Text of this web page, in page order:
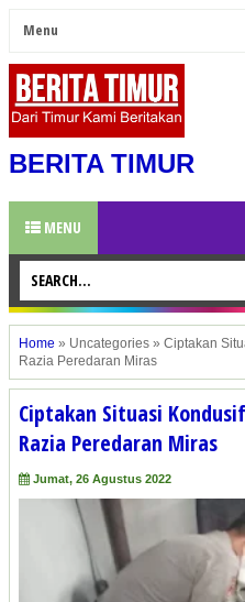
BERITA TIMUR
MENU
Home » Uncategories » Ciptakan
Razia Peredaran Miras
Ciptakan Situasi
Razia Peredaran Miras
Jumat, 26 Agustus 2022